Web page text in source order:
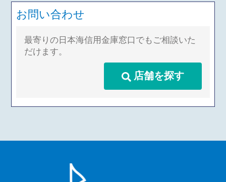
お問い合わせ
最寄りの日本海信用金庫窓口でもご相談いた
だけます。
店舗を探す